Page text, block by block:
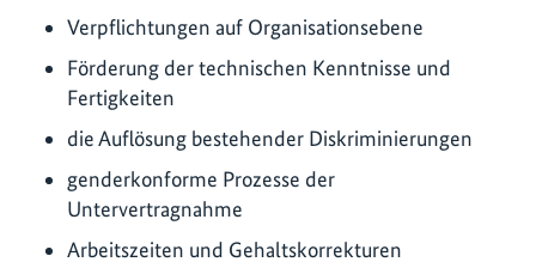
Verpflichtungen auf Organisationsebene
Förderung der technischen Kenntnisse und
Fertigkeiten
die Auflösung bestehender Diskriminierungen
genderkonforme Prozesse der
Untervertragnahme
Arbeitszeiten und Gehaltskorrekturen